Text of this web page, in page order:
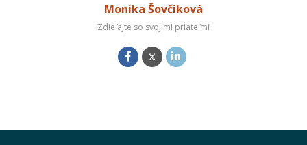
Monika Šovčíková
Zdieľajte so svojimi priateľmi